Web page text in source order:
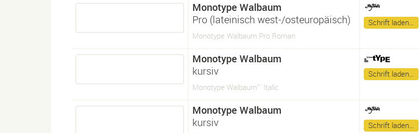
Monotype Walbaum
Pro (lateinisch west-/osteuropäisch)
Monotype Walbaum Pro Roman
Schrift laden…
Monotype Walbaum
kursiv
Monotype Walbaum™ Italic
Schrift laden…
Monotype Walbaum
kursiv
Schrift laden…